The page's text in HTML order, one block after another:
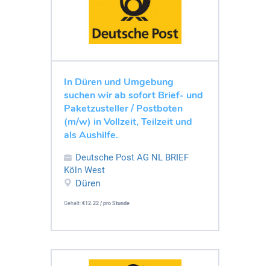
In Düren und Umgebung
suchen wir ab sofort Brief- und
Paketzusteller / Postboten
(m/w) in Vollzeit, Teilzeit und
als Aushilfe.
Deutsche Post AG NL BRIEF
Köln West
Düren
Gehalt: €12.22 / pro Stunde